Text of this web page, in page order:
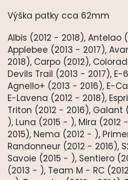
Výška patky cca 62mm
Albis (2012 - 2018), Antelao
Applebee (2013 - 2017),
2018), Carpo (2012),
Devils Trail (2013 - 2017), E-
Agnello+ (2013 - 2016), E-
E-Lavena (2012 - 2018),
Triton (2012 - 2016), Galant
), Luna (2015 - ), Mira (2012
2015), Nema (2012 - ),
Randonneur (2012 - 2016),
Savoie (2015 - ), Sentiero
(2013 - ), Team M - RC